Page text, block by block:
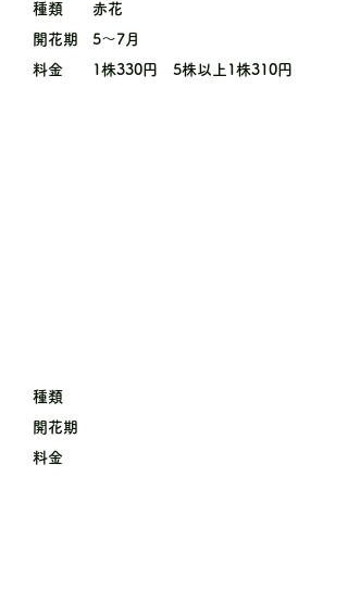
種類
赤花
開花期
5〜7月
料金
1株330円 5株以上1株310円
種類
開花期
料金